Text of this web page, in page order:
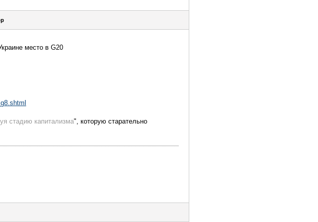
место в G20
стадию капитализма", которую старательно